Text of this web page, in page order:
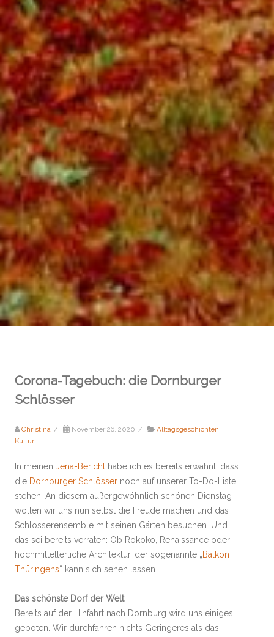
Corona-Tagebuch: die Dornburger
Schlösser
Christina / November 26, 2020 / Alltagsgeschichten,
Kultur
In meinen Jena-Bericht habe ich es bereits erwähnt, dass
die Dornburger Schlösser noch auf unserer To-Do-Liste
stehen. An diesem außergewöhnlich schönen Dienstag
wollen wir uns nun selbst die Freude machen und das
Schlösserensemble mit seinen Gärten besuchen. Und
das sei bereits verraten: Ob Rokoko, Renaissance oder
hochmittelterliche Architektur, der sogenannte „Balkon
Thüringens“ kann sich sehen lassen.
Das schönste Dorf der Welt
Bereits auf der Hinfahrt nach Dornburg wird uns einiges
geboten. Wir durchfahren nichts Geringeres als das